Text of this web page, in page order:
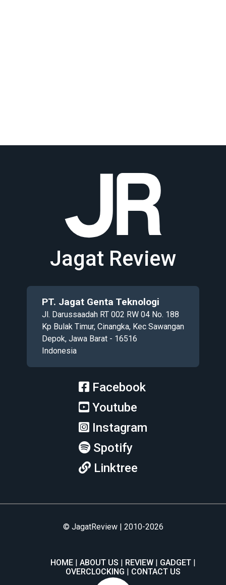
Jagat Review
PT. Jagat Genta Teknologi
Jl. Darussaadah RT 002 RW 04 No. 188
Kp Bulak Timur, Cinangka, Kec Sawangan
Depok, Jawa Barat - 16516
Indonesia
Facebook
Youtube
Instagram
Spotify
Linktree
© JagatReview | 2010-2026
HOME ABOUT US REVIEW
GADGET
OVERCLOCKING
CONTACT US